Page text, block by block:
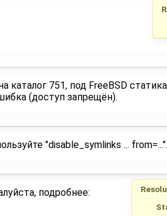
751, под FreeBSD
(доступ запрещён).
"disable_symlinks ... from=...".
подробнее: